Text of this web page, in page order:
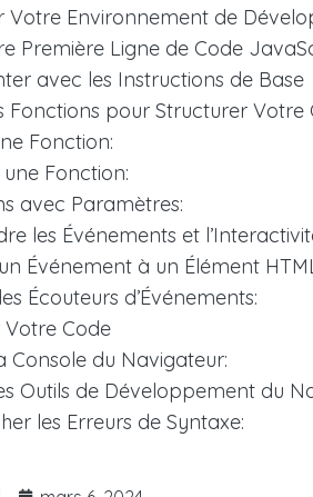
Votre Environnement de
Première Ligne de Code
avec les Instructions de Base
Fonctions pour Structurer Votre
Fonction:
Fonction:
avec Paramètres:
les Événements et
Événement à un Élément
Écouteurs d’Événements:
Code
Console du Navigateur:
Outils de Développement du
les Erreurs de Syntaxe: